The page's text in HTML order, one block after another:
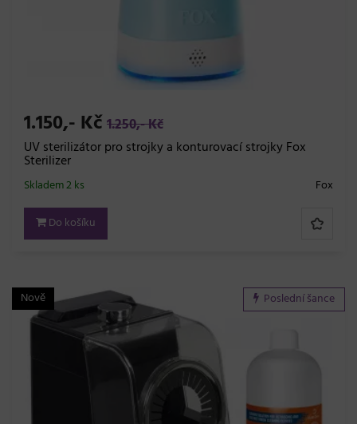
1.150,- Kč 1.250,- Kč
UV sterilizátor pro strojky a konturovací strojky Fox
Sterilizer
Fox
Skladem 2 ks
Do košíku
Nově Poslední šance